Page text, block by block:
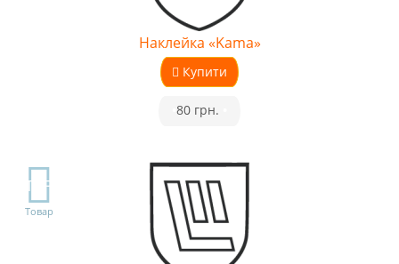
Наклейка «Kama»
Купити
80 грн.
TOP
Товар